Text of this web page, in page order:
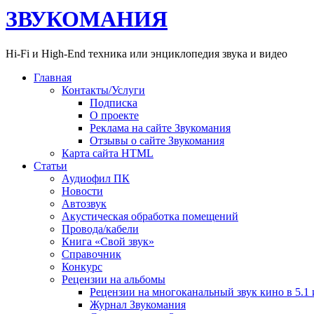
ЗВУКОМАНИЯ
Hi-Fi и High-End техника или энциклопедия звука и видео
Главная
Контакты/Услуги
Подписка
О проекте
Реклама на сайте Звукомания
Отзывы о сайте Звукомания
Карта сайта HTML
Статьи
Аудиофил ПК
Новости
Автозвук
Акустическая обработка помещений
Провода/кабели
Книга «Свой звук»
Справочник
Конкурс
Рецензии на альбомы
Рецензии на многоканальный звук кино в 5.1
Журнал Звукомания